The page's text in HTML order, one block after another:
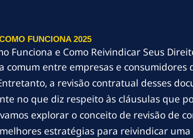
FUNCIONA 2025
Funciona e Como Reivindicar Seus
entre empresas e consumidores
a revisão contratual desses
no que diz respeito às cláusulas que
explorar o conceito de revisão de
estratégias para reivindicar